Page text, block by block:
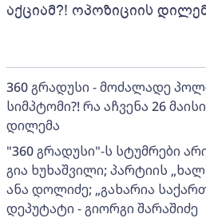
აქციამ?! ოპოზიციის
360 გრადუსი - მოძალადე
სიმპტომი?! რა აჩვენა 26
დილემა
"360 გრადუსი"-ს სტუმრები
გია ხუხაშვილი; პარტიის
ანა დოლიძე; „გახარია
დეპუტატი - გიორგი შარაშიძე